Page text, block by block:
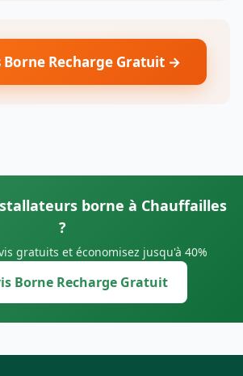
Borne Recharge Gratuit →
borne à Chauffailles
?
gratuits et économisez jusqu'à 40%
Borne Recharge Gratuit